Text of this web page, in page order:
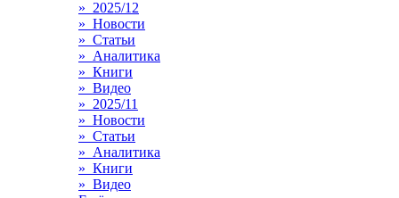
» 2025/12
» Новости
» Статьи
» Аналитика
» Книги
» Видео
» 2025/11
» Новости
» Статьи
» Аналитика
» Книги
» Видео